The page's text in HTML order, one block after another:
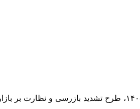
به گزارش خبرگزاری مهر، با فرا رسیدن ماه مبارک رمضان و در آستانه